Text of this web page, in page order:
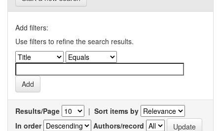
Add filters:
Use filters to refine the search results.
Results/Page | Sort items by
In order
Authors/record